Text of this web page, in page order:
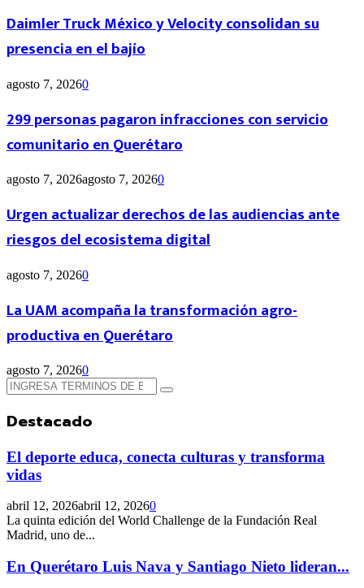
Daimler Truck México y Velocity consolidan su
presencia en el bajío
agosto 7, 20260
299 personas pagaron infracciones con servicio
comunitario en Querétaro
agosto 7, 2026agosto 7, 20260
Urgen actualizar derechos de las audiencias ante
riesgos del ecosistema digital
agosto 7, 20260
La UAM acompaña la transformación agro-
productiva en Querétaro
agosto 7, 20260
Búsqueda
de:
Búsqueda
Destacado
El deporte educa, conecta culturas y transforma
vidas
abril 12, 2026abril 12, 20260
La quinta edición del World Challenge de la Fundación Real
Madrid, uno de...
En Querétaro Luis Nava y Santiago Nieto lideran...